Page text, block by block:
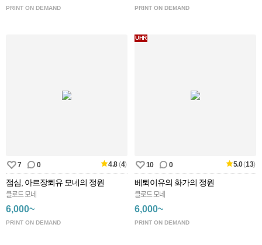
PRINT ON DEMAND PRINT ON DEMAND
7 0 4.8(4)
점심, 아르장퇴유 모네의 정원
클로드 모네
6,000~
PRINT ON DEMAND
UHR
10 0 5.0(13)
베퇴이유의 화가의 정원
클로드 모네
6,000~
PRINT ON DEMAND